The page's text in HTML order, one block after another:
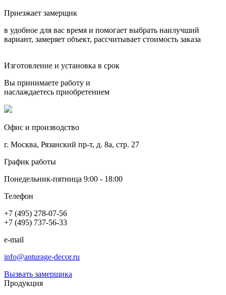
Приезжает замерщик
в удобное для вас время и помогает выбрать наилучший
вариант, замеряет объект, рассчитывает стоимость заказа
Изготовление и установка в срок
Вы принимаете работу и
наслаждаетесь приобретением
Офис и производство
г. Москва, Рязанский пр-т, д. 8а, стр. 27
График работы
Понедельник-пятница 9:00 - 18:00
Телефон
+7 (495) 278-07-56
+7 (495) 737-56-33
e-mail
info@anturage-decor.ru
Вызвать замерщика
Продукция